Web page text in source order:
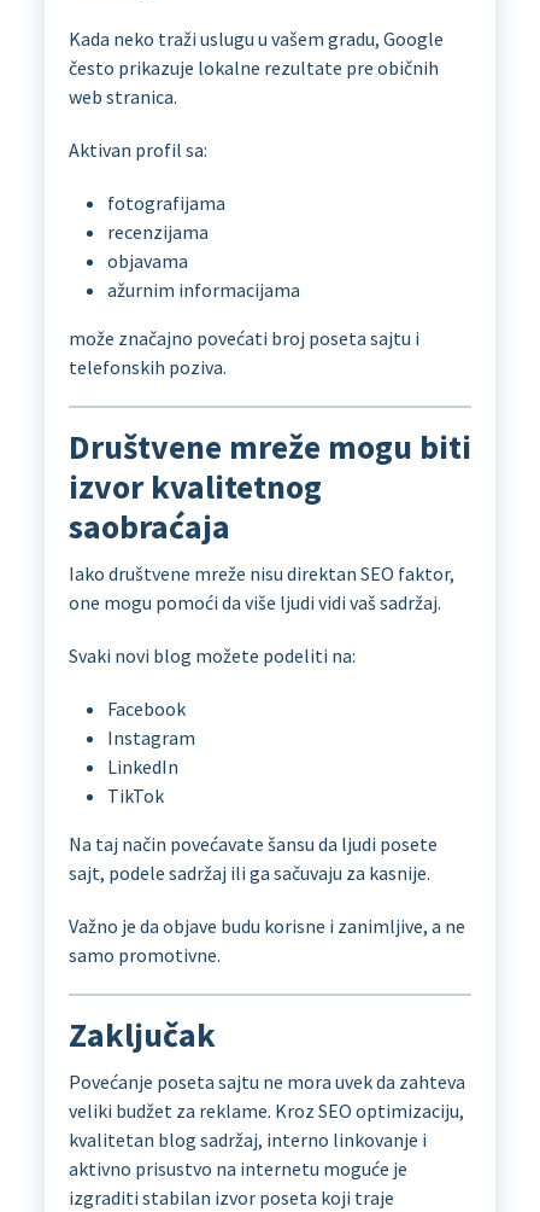
Kada neko traži uslugu u vašem gradu, Google
često prikazuje lokalne rezultate pre običnih
web stranica.
Aktivan profil sa:
fotografijama
recenzijama
objavama
ažurnim informacijama
može značajno povećati broj poseta sajtu i
telefonskih poziva.
Društvene mreže mogu biti
izvor kvalitetnog
saobraćaja
Iako društvene mreže nisu direktan SEO faktor,
one mogu pomoći da više ljudi vidi vaš sadržaj.
Svaki novi blog možete podeliti na:
Facebook
Instagram
LinkedIn
TikTok
Na taj način povećavate šansu da ljudi posete
sajt, podele sadržaj ili ga sačuvaju za kasnije.
Važno je da objave budu korisne i zanimljive, a ne
samo promotivne.
Zaključak
Povećanje poseta sajtu ne mora uvek da zahteva
veliki budžet za reklame. Kroz SEO optimizaciju,
kvalitetan blog sadržaj, interno linkovanje i
aktivno prisustvo na internetu moguće je
izgraditi stabilan izvor poseta koji traje